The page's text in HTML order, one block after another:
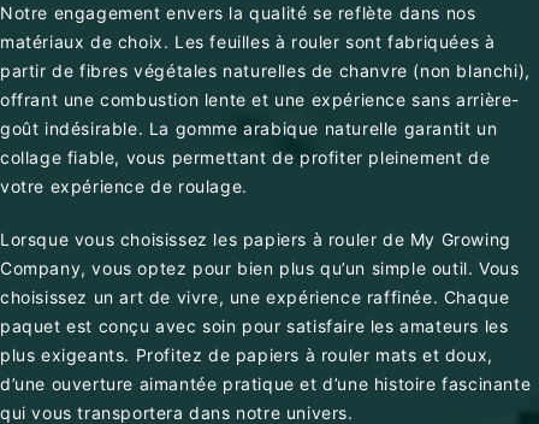
Notre engagement envers la qualité se reflète dans nos
matériaux de choix. Les feuilles à rouler sont fabriquées à
partir de fibres végétales naturelles de chanvre (non blanchi),
offrant une combustion lente et une expérience sans arrière-
goût indésirable. La gomme arabique naturelle garantit un
collage fiable, vous permettant de profiter pleinement de
votre expérience de roulage.
Lorsque vous choisissez les papiers à rouler de My Growing
Company, vous optez pour bien plus qu’un simple outil. Vous
choisissez un art de vivre, une expérience raffinée. Chaque
paquet est conçu avec soin pour satisfaire les amateurs les
plus exigeants. Profitez de papiers à rouler mats et doux,
d’une ouverture aimantée pratique et d’une histoire fascinante
qui vous transportera dans notre univers.